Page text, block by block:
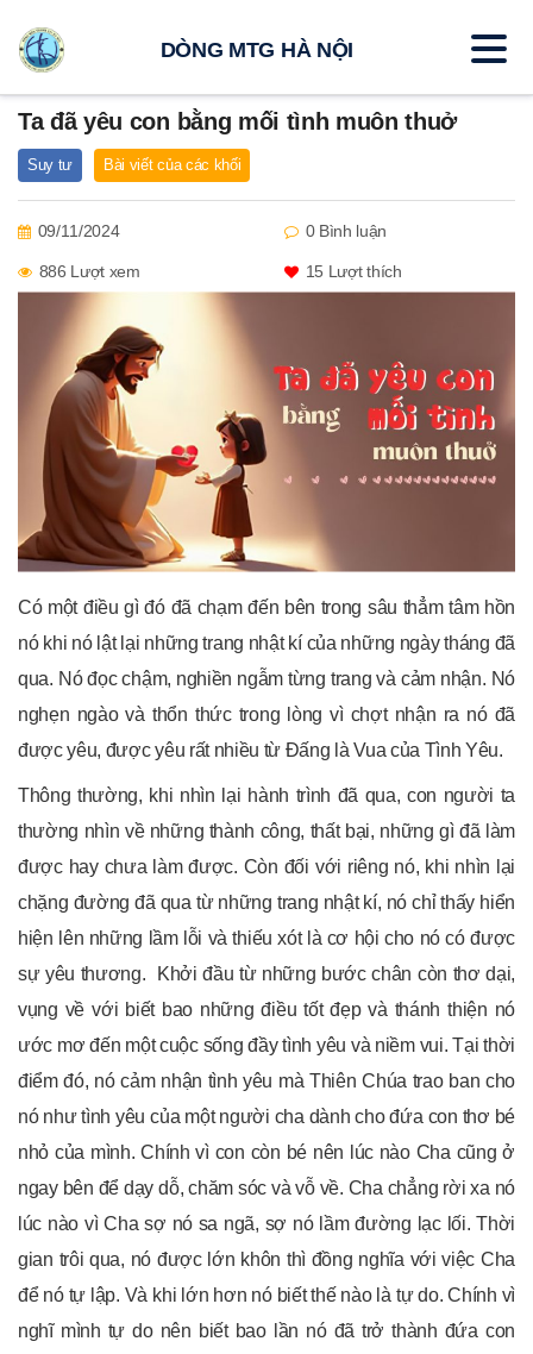
Ta đã yêu con bằng mối tình muôn thuở
Suy tư Bài viết của các khối
09/11/2024 0 Bình luận
886 Lượt xem 15 Lượt thích
Có một điều gì đó đã chạm đến bên trong sâu thẳm tâm hồn
nó khi nó lật lại những trang nhật kí của những ngày tháng đã
qua. Nó đọc chậm, nghiền ngẫm từng trang và cảm nhận. Nó
nghẹn ngào và thổn thức trong lòng vì chợt nhận ra nó đã
được yêu, được yêu rất nhiều từ Đấng là Vua của Tình Yêu.
Thông thường, khi nhìn lại hành trình đã qua, con người ta
thường nhìn về những thành công, thất bại, những gì đã làm
được hay chưa làm được. Còn đối với riêng nó, khi nhìn lại
chặng đường đã qua từ những trang nhật kí, nó chỉ thấy hiển
hiện lên những lầm lỗi và thiếu xót là cơ hội cho nó có được
sự yêu thương. Khởi đầu từ những bước chân còn thơ dại,
vụng về với biết bao những điều tốt đẹp và thánh thiện nó
ước mơ đến một cuộc sống đầy tình yêu và niềm vui. Tại thời
điểm đó, nó cảm nhận tình yêu mà Thiên Chúa trao ban cho
nó như tình yêu của một người cha dành cho đứa con thơ bé
nhỏ của mình. Chính vì con còn bé nên lúc nào Cha cũng ở
ngay bên để dạy dỗ, chăm sóc và vỗ về. Cha chẳng rời xa nó
lúc nào vì Cha sợ nó sa ngã, sợ nó lầm đường lạc lối. Thời
gian trôi qua, nó được lớn khôn thì đồng nghĩa với việc Cha
để nó tự lập. Và khi lớn hơn nó biết thế nào là tự do. Chính vì
nghĩ mình tự do nên biết bao lần nó đã trở thành đứa con
DÒNG MTG HÀ NỘI